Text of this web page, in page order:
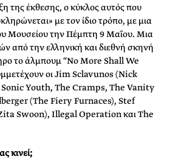
της έκθεσης, ο κύκλος αυτός που
με τον ίδιο τρόπο, με μια
Μουσείου την Πέμπτη 9 Μαΐου. Μια
από την ελληνική και διεθνή σκηνή
το άλμπουμ “No More Shall We
οι Jim Sclavunos (Nick
Sonic Youth, The Cramps, The Vanity
(The Fiery Furnaces), Stef
Swoon), Illegal Operation και The
κινεί;